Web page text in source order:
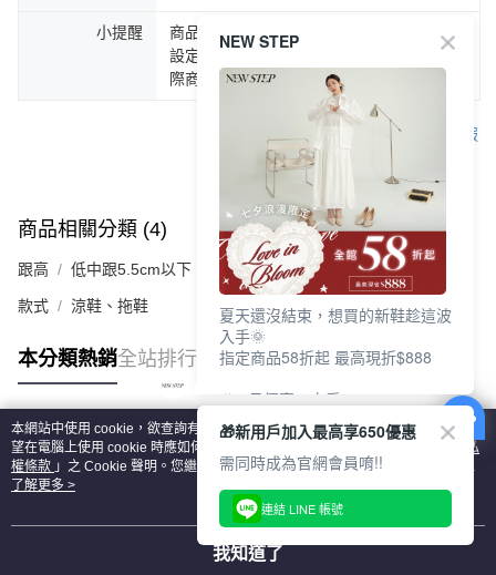
小提醒
商品圖片顏色會因拍攝燈光環境或個人螢幕
設定不同，而造成部份色差現象，顏色以實
際商品為主。
客服
商品相關分類 (4) 查看全部
跟高 低中跟5.5cm以下
款式 涼鞋、拖鞋
本分類熱銷全站排行
熱門標籤
本網站中使用 cookie，欲查詢有關本網站使用 cookie 方式之詳情，及若您不希
望在電腦上使用 cookie 時應如何變更電腦的 cookie 設定，請參閱本網站「
隱私
權條款 」之 Cookie 聲明。您繼續使用本網站即表示您同意本公司得按本網站使
用條款之 Cookie 聲明使用 cookie。
了解更多 >
我知道了
NEW STEP
夏天還沒結束，想買的新鞋趁這波
入手🌞
指定商品58折起 最高現折$888
🎉 8月優惠一次看
①LINE購物最高10%回饋
②每周限定品現折200
③指定商品58折起 最高現折$888
上班鞋、休閒鞋、涼鞋一次逛齊
好搭、出遊好走、聚會也漂亮
🎁新用戶加入最高享650優惠
需同時成為官網會員唷!!
連結 LINE 帳號